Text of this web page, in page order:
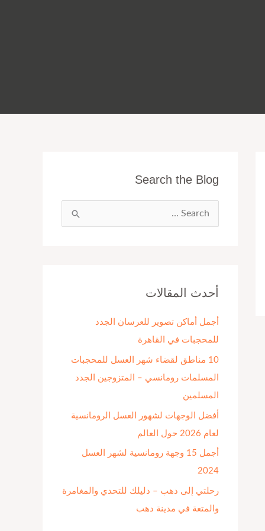
Search the Blog
ث
ن
:
أحدث المقالات
أجمل أماكن تصوير للعرسان الجدد
للمحجبات في القاهرة
10 مناطق لقضاء شهر العسل للمحجبات
المسلمات رومانسي – المتزوجين الجدد
المسلمين
أفضل الوجهات لشهور العسل الرومانسية
لعام 2026 حول العالم
أجمل 15 وجهة رومانسية لشهر العسل
2024
رحلتي إلى دهب – دليلك للتحدي والمغامرة
والمتعة في مدينة دهب